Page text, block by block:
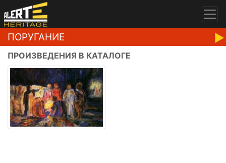
ПОРУГАНИЕ
ПРОИЗВЕДЕНИЯ В КАТАЛОГЕ